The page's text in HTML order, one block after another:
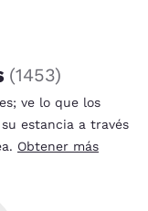
(1453)
ve lo que los
estancia a través
Obtener más